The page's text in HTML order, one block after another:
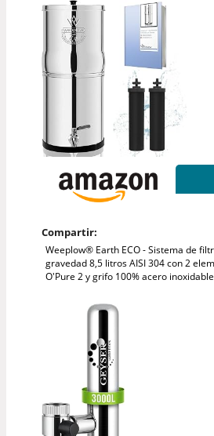
Compartir:
Weeplow® Earth ECO - Sistema de
gravedad 8,5 litros AISI 304 con 2
O'Pure 2 y grifo 100% acero inoxidable